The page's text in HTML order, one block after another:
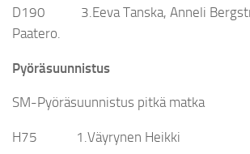
D190 3.Eeva Tanska, Anneli
Paatero.
Pyöräsuunnistus
SM-Pyöräsuunnistus pitkä matka
H75 1.Väyrynen Heikki